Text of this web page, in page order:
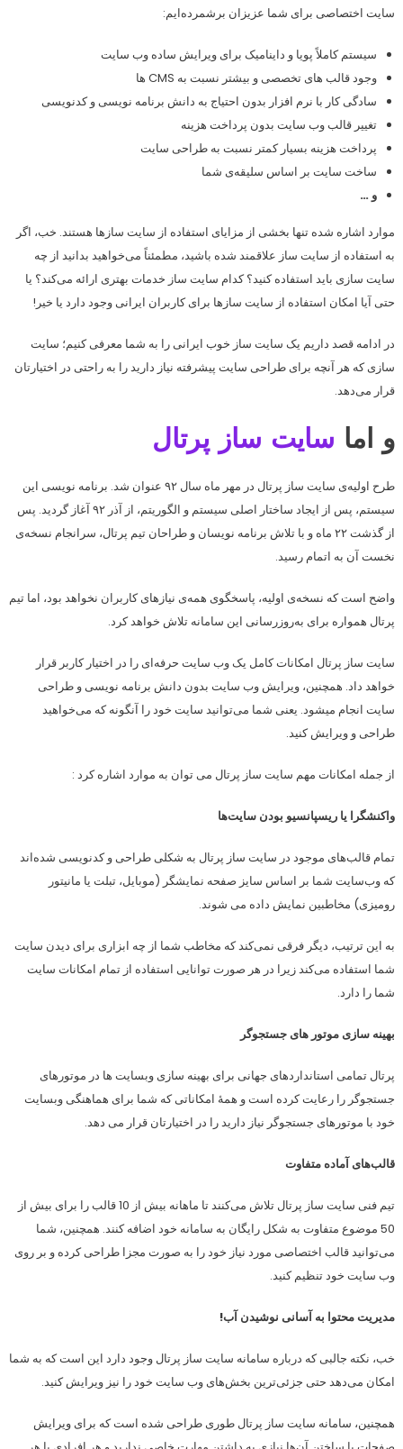
سایت اختصاصی برای شما عزیزان برشمرده‌ایم:
سیستم کاملاً پویا و داینامیک برای ویرایش ساده وب سایت
وجود قالب های تخصصی و بیشتر نسبت به CMS ها
سادگی کار با نرم افزار بدون احتیاج به دانش برنامه نویسی و کدنویسی
تغییر قالب وب سایت بدون پرداخت هزینه
پرداخت هزینه بسیار کمتر نسبت به طراحی سایت
ساخت سایت بر اساس سلیقه‌ی شما
و …
موارد اشاره شده تنها بخشی از مزایای استفاده از سایت سازها هستند. خب، اگر
به استفاده از سایت ساز علاقمند شده باشید، مطمئناً می‌خواهید بدانید از چه
سایت سازی باید استفاده کنید؟ کدام سایت ساز خدمات بهتری ارائه می‌کند؟ یا
حتی آیا امکان استفاده از سایت سازها برای کاربران ایرانی وجود دارد یا خیر!
در ادامه قصد داریم یک سایت ساز خوب ایرانی را به شما معرفی کنیم؛ سایت
سازی که هر آنچه برای طراحی سایت پیشرفته نیاز دارید را به راحتی در اختیارتان
قرار می‌دهد.
و اما سایت ساز پرتال
طرح اولیه‌ی سایت ساز پرتال در مهر ماه سال ۹۲ عنوان شد. برنامه نویسی این
سیستم، پس از ایجاد ساختار اصلی سیستم و الگوریتم، از آذر ۹۲ آغاز گردید. پس
از گذشت ۲۲ ماه و با تلاش برنامه نویسان و طراحان تیم پرتال، سرانجام نسخه‌ی
نخست آن به اتمام رسید.
واضح است که نسخه‌ی اولیه، پاسخگوی همه‌ی نیازهای کاربران نخواهد بود، اما تیم
پرتال همواره برای به‌روزرسانی این سامانه تلاش خواهد کرد.
سایت ساز پرتال امکانات کامل یک وب سایت حرفه‌ای را در اختیار کاربر قرار
خواهد داد. همچنین، ویرایش وب سایت بدون دانش برنامه نویسی و طراحی
سایت انجام میشود. یعنی شما می‌توانید سایت خود را آنگونه که می‌خواهید
طراحی و ویرایش کنید.
از جمله امکانات مهم سایت ساز پرتال می توان به موارد اشاره کرد :
واکنشگرا یا ریسپانسیو بودن سایت‌ها
تمام قالب‌های موجود در سایت ساز پرتال به شکلی طراحی و کدنویسی شده‌اند
که وب‌سایت شما بر اساس سایز صفحه نمایشگر (موبایل، تبلت یا مانیتور
رومیزی) مخاطبین نمایش داده می شوند.
به این ترتیب، دیگر فرقی نمی‌کند که مخاطب شما از چه ابزاری برای دیدن سایت
شما استفاده می‌کند زیرا در هر صورت توانایی استفاده از تمام امکانات سایت
شما را دارد.
بهینه سازی موتور های جستجوگر
پرتال تمامی استانداردهای جهانی برای بهینه سازی وبسایت ها در موتورهای
جستجوگر را رعایت کرده است و همۀ امکاناتی که شما برای هماهنگی وبسایت
خود با موتورهای جستجوگر نیاز دارید را در اختیارتان قرار می دهد.
قالب‌های آماده متفاوت
تیم فنی سایت ساز پرتال تلاش می‌کنند تا ماهانه بیش از 10 قالب را برای بیش از
50 موضوع متفاوت به شکل رایگان به سامانه خود اضافه کنند. همچنین، شما
می‌توانید قالب اختصاصی مورد نیاز خود را به صورت مجزا طراحی کرده و بر روی
وب سایت خود تنظیم کنید.
مدیریت محتوا به آسانی نوشیدن آب!
خب، نکته جالبی که درباره سامانه سایت ساز پرتال وجود دارد این است که به شما
امکان می‌دهد حتی جزئی‌ترین بخش‌های وب سایت خود را نیز ویرایش کنید.
همچنین، سامانه سایت ساز پرتال طوری طراحی شده است که برای ویرایش